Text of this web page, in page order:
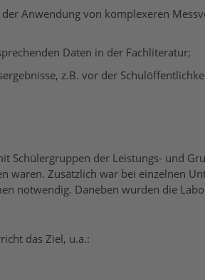
Anwendung von komplexeren
Daten in der Fachliteratur;
z.B. vor der
Schülergruppen der Leistungs- und
waren. Zusätzlich war bei einzelnen
notwendig. Daneben wurden die
das Ziel, u.a.: